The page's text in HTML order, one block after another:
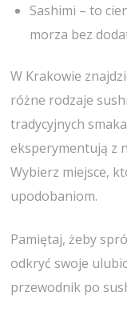
Sashimi – to
morza bez
W Krakowie
różne rodzaje
tradycyjnych
eksperymentują z
Wybierz miejsce,
upodobaniom.
Pamiętaj, żeby
odkryć swoje
przewodnik po